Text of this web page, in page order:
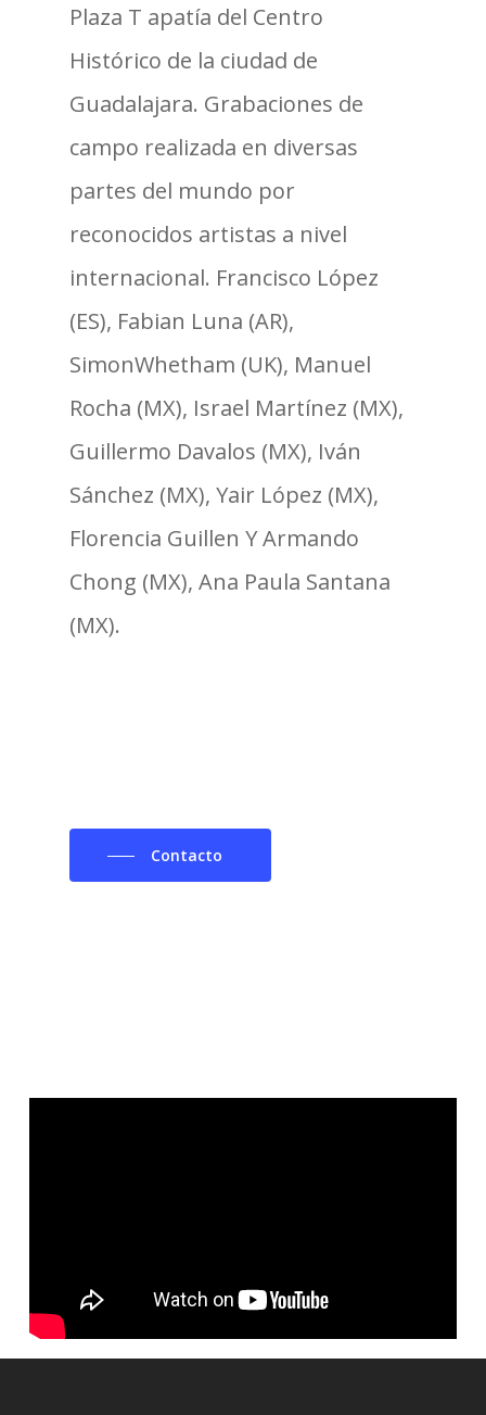
Plaza T apatía del Centro
Histórico de la ciudad de
Guadalajara. Grabaciones de
campo realizada en diversas
partes del mundo por
reconocidos artistas a nivel
internacional. Francisco López
(ES), Fabian Luna (AR),
SimonWhetham (UK), Manuel
Rocha (MX), Israel Martínez (MX),
Guillermo Davalos (MX), Iván
Sánchez (MX), Yair López (MX),
Florencia Guillen Y Armando
Chong (MX), Ana Paula Santana
(MX).
Contacto